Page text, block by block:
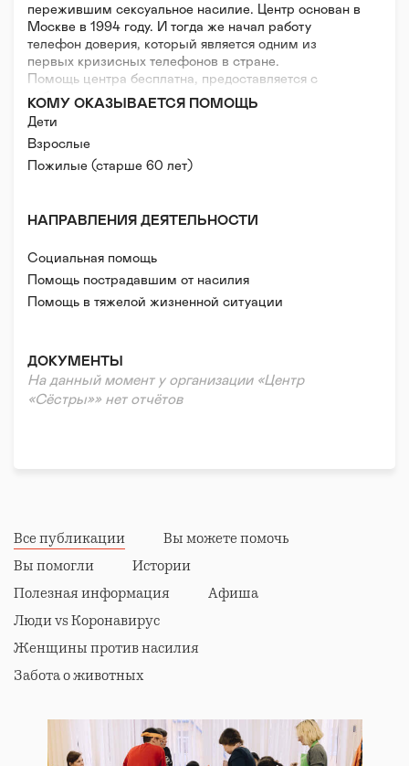
пережившим сексуальное насилие. Центр основан в
Москве в 1994 году. И тогда же начал работу
телефон доверия, который является одним из
первых кризисных телефонов в стране.
Помощь центра бесплатна, предоставляется с
соблюдением принципов анонимности и
конфиденциальности всем обратившимся
независимо от возраста, пола, идентичности и
места жительства.
Основные сервисы центра:
— кризисная почта online@sisters-help.ru,
— группа поддержки.
деятельности и формированию в обществе культуры
поддержки пострадавших от насилия и
КОМУ ОКАЗЫВАЕТСЯ ПОМОЩЬ
Дети
Взрослые
Пожилые (старше 60 лет)
НАПРАВЛЕНИЯ ДЕЯТЕЛЬНОСТИ
Социальная помощь
Помощь пострадавшим от насилия
Помощь в тяжелой жизненной ситуации
ДОКУМЕНТЫ
На данный момент у организации «Центр
«Сёстры»» нет отчётов
Все публикации
Вы можете помочь
Вы помогли
Истории
Полезная информация
Афиша
Люди vs Коронавирус
Женщины против насилия
Забота о животных